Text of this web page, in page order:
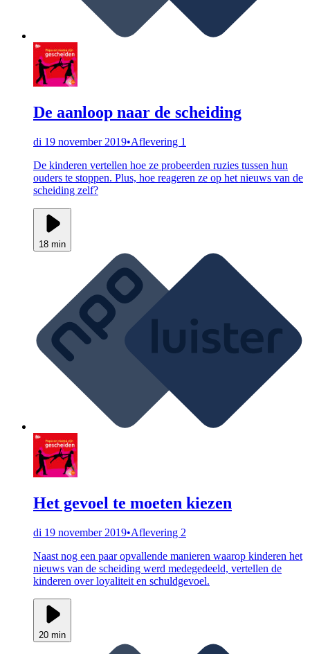
De aanloop naar de scheiding
di 19 november 2019•Aflevering 1
De kinderen vertellen hoe ze probeerden ruzies tussen hun
ouders te stoppen. Plus, hoe reageren ze op het nieuws van de
scheiding zelf?
18 min
Het gevoel te moeten kiezen
di 19 november 2019•Aflevering 2
Naast nog een paar opvallende manieren waarop kinderen het
nieuws van de scheiding werd medegedeeld, vertellen de
kinderen over loyaliteit en schuldgevoel.
20 min